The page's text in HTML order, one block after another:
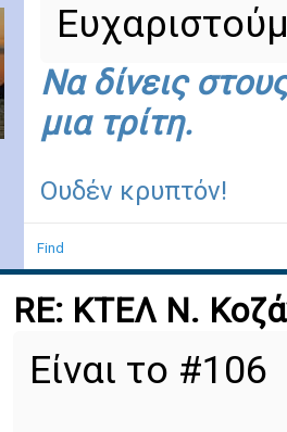
Να δίνεις
μια τρίτη.
Ουδέν κρυπτόν!
Find
RE: ΚΤΕΛ Ν.
Είναι το #106